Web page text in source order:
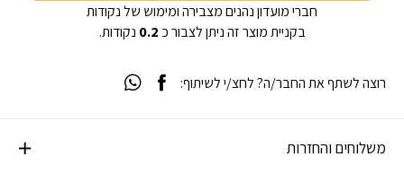
חברי מועדון נהנים מצבירה ומימוש של נקודות
בקניית מוצר זה ניתן לצבור כ 0.2 נקודות.
משלוחים והחזרות
רוצה לשתף את החבר/ה? לחצ/י לשיתוף: